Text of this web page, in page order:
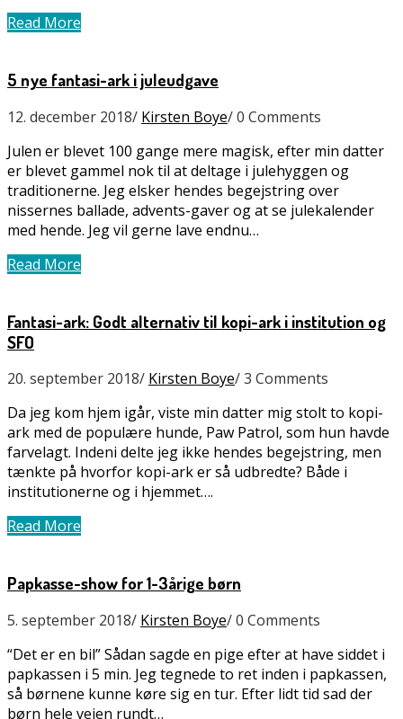
Read More
5 nye fantasi-ark i juleudgave
12. december 2018/ Kirsten Boye/0 Comments
Julen er blevet 100 gange mere magisk, efter min datter
er blevet gammel nok til at deltage i julehyggen og
traditionerne. Jeg elsker hendes begejstring over
nissernes ballade, advents-gaver og at se julekalender
med hende. Jeg vil gerne lave endnu…
Read More
Fantasi-ark: Godt alternativ til kopi-ark i institution og
SFO
20. september 2018/ Kirsten Boye/3 Comments
Da jeg kom hjem igår, viste min datter mig stolt to kopi-
ark med de populære hunde, Paw Patrol, som hun havde
farvelagt. Indeni delte jeg ikke hendes begejstring, men
tænkte på hvorfor kopi-ark er så udbredte? Både i
institutionerne og i hjemmet….
Read More
Papkasse-show for 1-3årige børn
5. september 2018/ Kirsten Boye/0 Comments
“Det er en bil” Sådan sagde en pige efter at have siddet i
papkassen i 5 min. Jeg tegnede to ret inden i papkassen,
så børnene kunne køre sig en tur. Efter lidt tid sad der
børn hele vejen rundt…